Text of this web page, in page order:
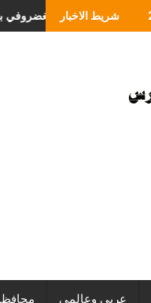
شريط الاخبار
ما الذي يحدد سعر عملية
عربي وعالمي